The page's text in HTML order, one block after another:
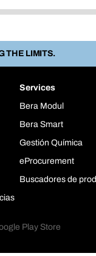
THE LIMITS.
Services
Bera Modul
Bera Smart
Gestión Química
eProcurement
Buscadores de